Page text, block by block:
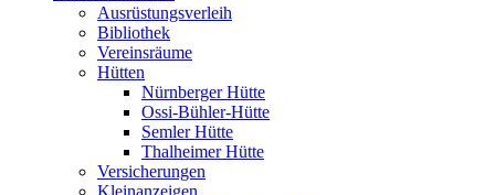
Ausrüstungsverleih
Bibliothek
Vereinsräume
Hütten
Nürnberger Hütte
Ossi-Bühler-Hütte
Semler Hütte
Thalheimer Hütte
Versicherungen
Kleinanzeigen